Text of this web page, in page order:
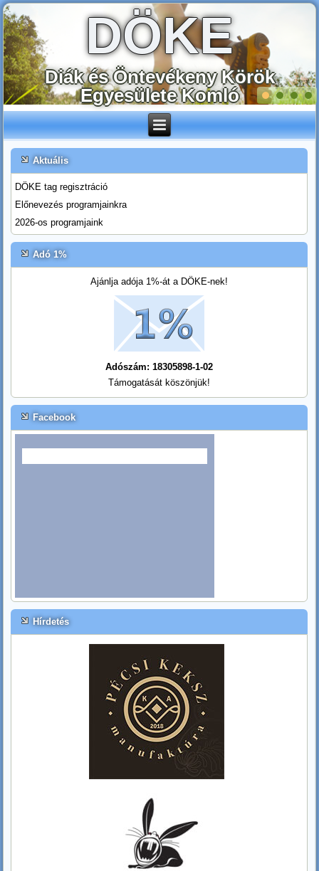
DÖKE
Diák és Öntevékeny Körök
Egyesülete Komló
Aktuális
DÖKE tag regisztráció
Előnevezés programjainkra
2026-os programjaink
Adó 1%
Ajánlja adója 1%-át a DÖKE-nek!
Adószám: 18305898-1-02
Támogatását köszönjük!
Facebook
Hírdetés